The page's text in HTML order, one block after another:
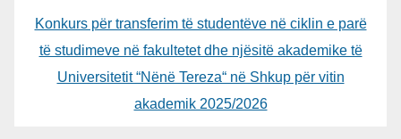
Konkurs për transferim të studentëve në ciklin e parë
të studimeve në fakultetet dhe njësitë akademike të
Universitetit “Nënë Tereza“ në Shkup për vitin
akademik 2025/2026